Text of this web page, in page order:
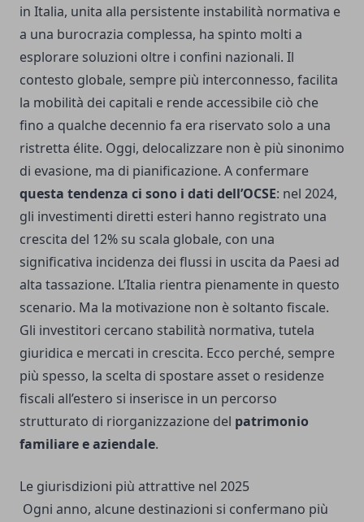
in Italia, unita alla persistente instabilità normativa e
a una burocrazia complessa, ha spinto molti a
esplorare soluzioni oltre i confini nazionali. Il
contesto globale, sempre più interconnesso, facilita
la mobilità dei capitali e rende accessibile ciò che
fino a qualche decennio fa era riservato solo a una
ristretta élite. Oggi, delocalizzare non è più sinonimo
di evasione, ma di pianificazione. A confermare
questa tendenza ci sono i dati dell’OCSE: nel 2024,
gli investimenti diretti esteri hanno registrato una
crescita del 12% su scala globale, con una
significativa incidenza dei flussi in uscita da Paesi ad
alta tassazione. L’Italia rientra pienamente in questo
scenario. Ma la motivazione non è soltanto fiscale.
Gli investitori cercano stabilità normativa, tutela
giuridica e mercati in crescita. Ecco perché, sempre
più spesso, la scelta di spostare asset o residenze
fiscali all’estero si inserisce in un percorso
strutturato di riorganizzazione del patrimonio
familiare e aziendale.
Le giurisdizioni più attrattive nel 2025
Ogni anno, alcune destinazioni si confermano più